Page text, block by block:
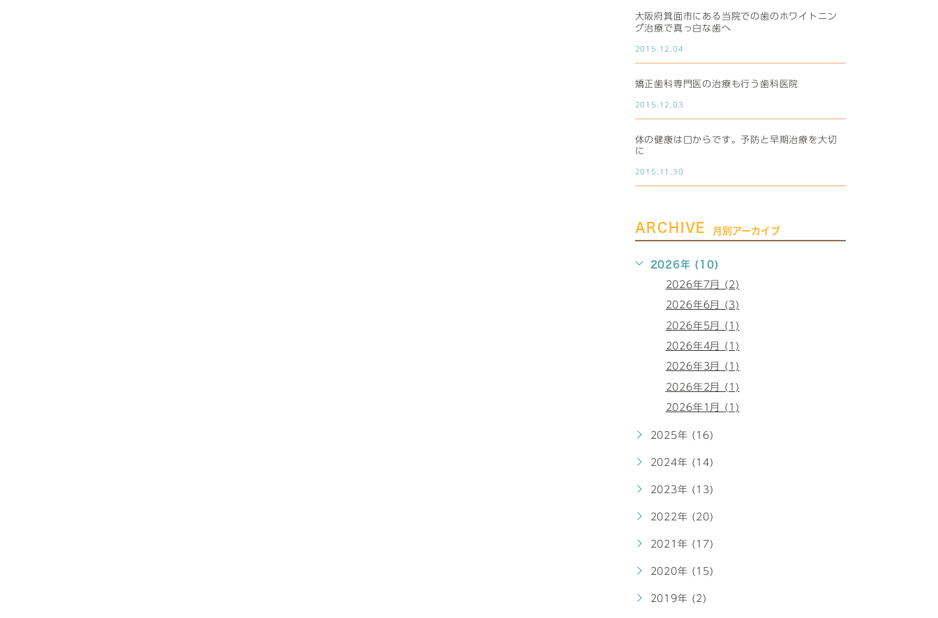
大阪府箕面市にある当院での歯のホワイトニン
グ治療で真っ白な歯へ
2015.12.04
矯正歯科専門医の治療も行う歯科医院
2015.12.03
体の健康は口からです。予防と早期治療を大切
に
2015.11.30
ARCHIVE 月別アーカイブ
2026年 (10)
2026年7月 (2)
2026年6月 (3)
2026年5月 (1)
2026年4月 (1)
2026年3月 (1)
2026年2月 (1)
2026年1月 (1)
2025年 (16)
2024年 (14)
2023年 (13)
2022年 (20)
2021年 (17)
2020年 (15)
2019年 (2)